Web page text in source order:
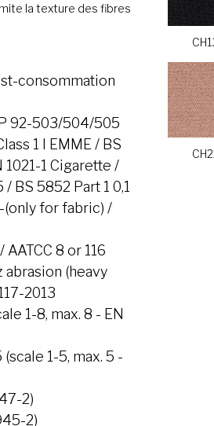
la texture des fibres
consommation
92-503/504/505
1 I EMME / BS
1021-1 Cigarette /
BS 5852 Part 1 0,1
(only for fabric) /
8 or 116
(heavy
2013
1-8, max. 8 - EN
(scale 1-5, max. 5 -
2)
2)